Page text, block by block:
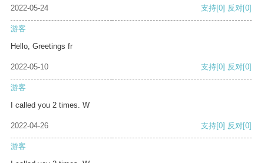
2022-05-24 支持[0] 反对[0]
游客
Hello, Greetings fr
2022-05-10 支持[0] 反对[0]
游客
I called you 2 times. W
2022-04-26 支持[0] 反对[0]
游客